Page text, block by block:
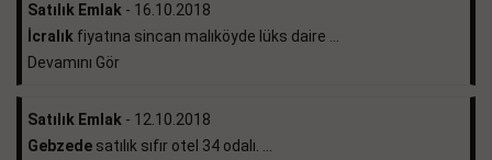
Satılık Emlak - 16.10.2018
İcralık fiyatına sincan malıköyde lüks daire ...
Devamını Gör
Satılık Emlak - 12.10.2018
Gebzede satılık sıfır otel 34 odalı. ...